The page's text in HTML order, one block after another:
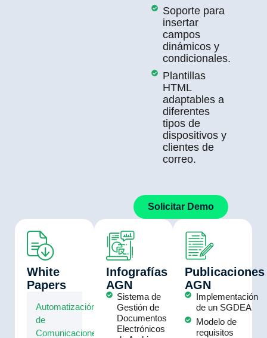
Soporte para
insertar
campos
dinámicos y
condicionales.
Plantillas
HTML
adaptables a
diferentes
tipos de
dispositivos y
clientes de
correo.
Solicitar Demo
White
Papers
Automatización
de
Comunicaciones
Infografías
AGN
Sistema de
Gestión de
Documentos
Electrónicos
Publicaciones
AGN
Implementación
de un SGDEA
Modelo de
requisitos